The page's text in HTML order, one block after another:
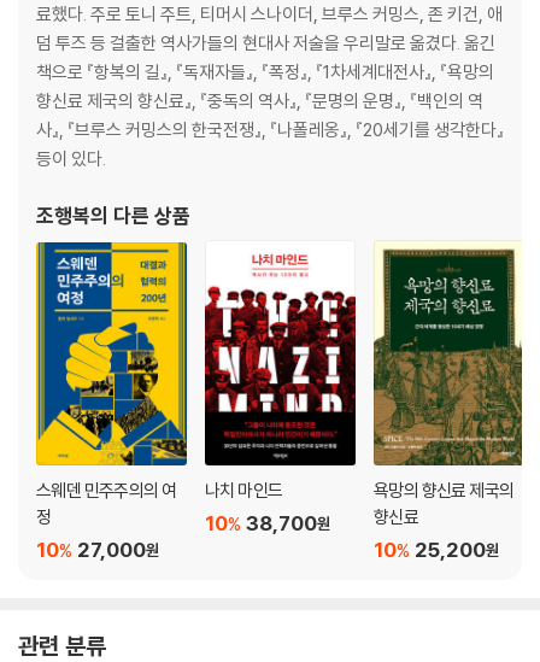
료했다. 주로 토니 주트, 티머시 스나이더, 브루스 커밍스, 존 키건, 애
덤 투즈 등 걸출한 역사가들의 현대사 저술을 우리말로 옮겼다. 옮긴
책으로 『항복의 길』, 『독재자들』, 『폭정』, 『1차세계대전사』, 『욕망의
향신료 제국의 향신료』, 『중독의 역사』, 『문명의 운명』, 『백인의 역
사』, 『브루스 커밍스의 한국전쟁』, 『나폴레옹』, 『20세기를 생각한다』
등이 있다.
조행복의 다른 상품
스웨덴 민주주의의 여
정
27,000원
10%
나치 마인드
38,700원
10%
욕망의 향신료 제국의
향신료
25,200원
10%
관련 분류